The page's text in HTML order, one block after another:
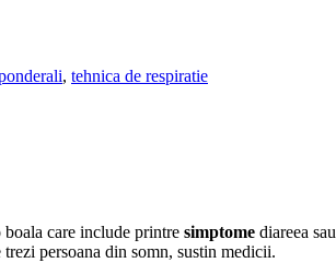
, tehnica de respiratie
care include printre simptome diareea sau
persoana din somn, sustin medicii.